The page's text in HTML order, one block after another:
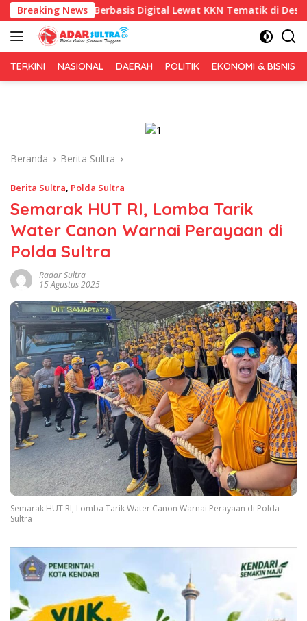
Langsung
ke
konten
Breaking News
Berbasis Digital Lewat KKN Tematik di Desa Alebo
TERKINI NASIONAL DAERAH POLITIK EKONOMI & BISNIS
Beranda Berita Sultra
Berita Sultra, Polda Sultra
Semarak HUT RI, Lomba Tarik
Water Canon Warnai Perayaan di
Polda Sultra
Radar Sultra
15 Agustus 2025
Semarak HUT RI, Lomba Tarik Water Canon Warnai Perayaan di Polda
Sultra